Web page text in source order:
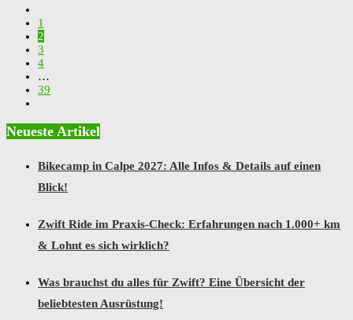
1
2
3
4
…
39
Neueste Artikel
Bikecamp in Calpe 2027: Alle Infos & Details auf einen
Blick!
Zwift Ride im Praxis-Check: Erfahrungen nach 1.000+ km
& Lohnt es sich wirklich?
Was brauchst du alles für Zwift? Eine Übersicht der
beliebtesten Ausrüstung!